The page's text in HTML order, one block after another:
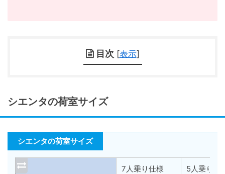
目次 [表示]
シエンタの荷室サイズ
シエンタの荷室サイズ
7人乗り仕様 5人乗り仕